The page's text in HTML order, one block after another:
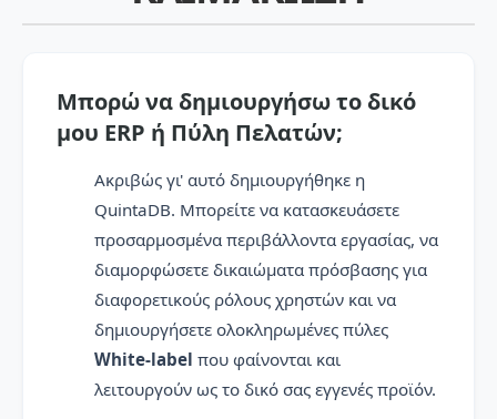
Μπορώ να δημιουργήσω το δικό
μου ERP ή Πύλη Πελατών;
Ακριβώς γι' αυτό δημιουργήθηκε η
QuintaDB. Μπορείτε να κατασκευάσετε
προσαρμοσμένα περιβάλλοντα εργασίας, να
διαμορφώσετε δικαιώματα πρόσβασης για
διαφορετικούς ρόλους χρηστών και να
δημιουργήσετε ολοκληρωμένες πύλες
White-label που φαίνονται και
λειτουργούν ως το δικό σας εγγενές προϊόν.